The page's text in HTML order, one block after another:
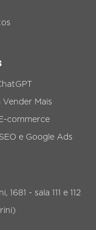
Vender Mais
commerce
e Google Ads
- sala 111 e 112